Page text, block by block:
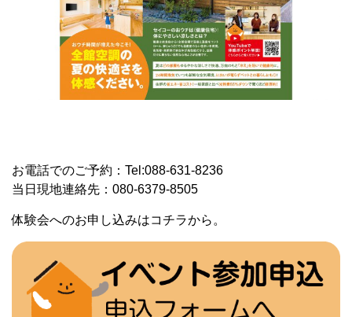
お電話でのご予約：Tel:088-631-8236
当日現地連絡先：080-6379-8505
体験会へのお申し込みはコチラから。